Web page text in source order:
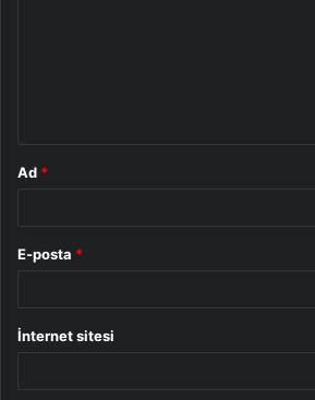
Ad *
E-posta *
İnternet sitesi